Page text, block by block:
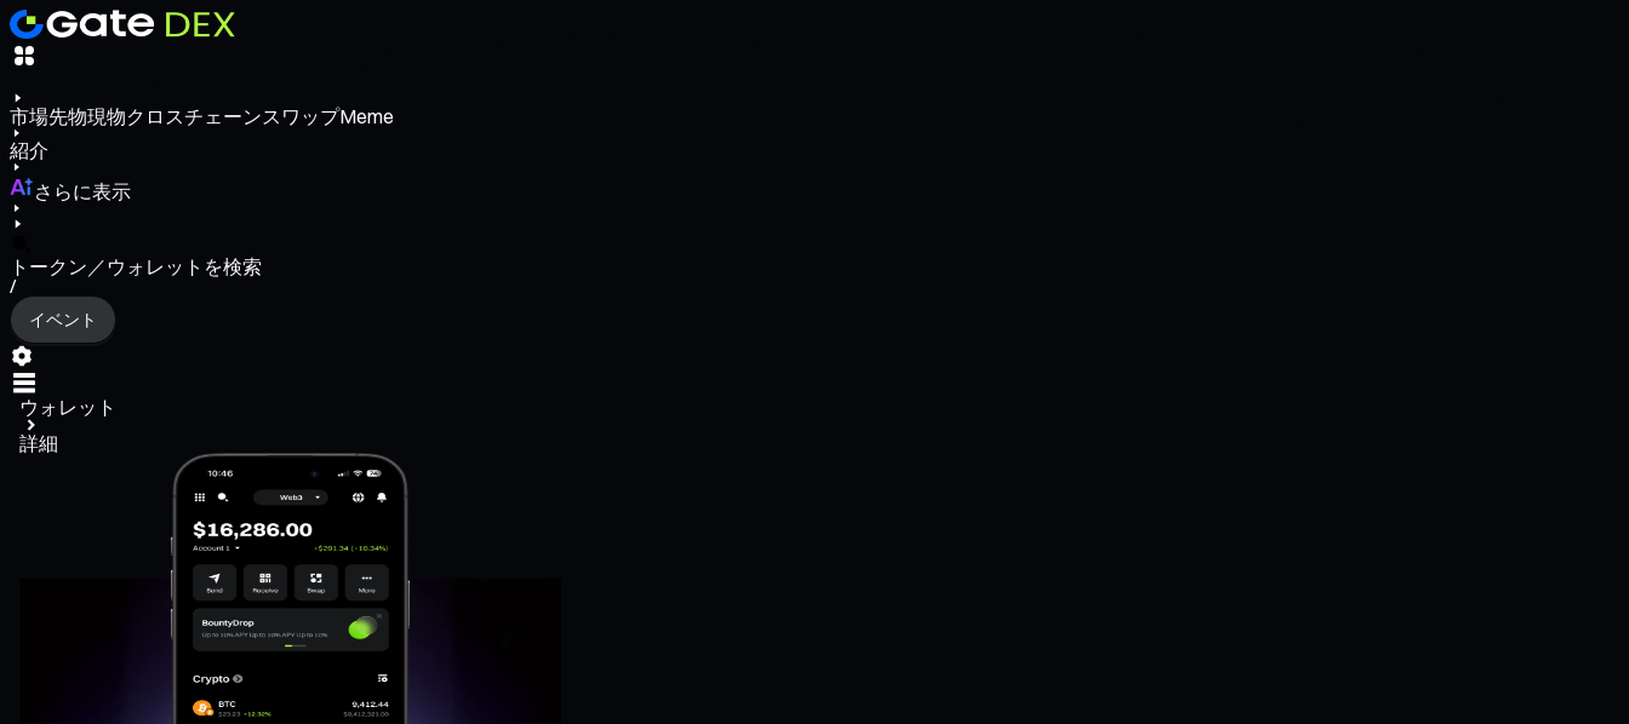
市場先物現物クロスチェーンスワップMeme
紹介
さらに表示
トークン／ウォレットを検索
/
イベント
ウォレット
詳細